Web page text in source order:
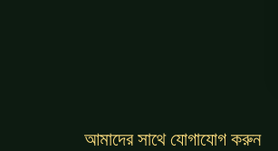
আমাদের সাথে যোগাযোগ করুন